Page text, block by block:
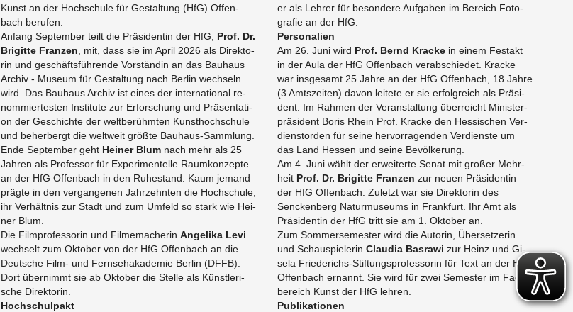
Kunst an der Hoch­schu­le für Ge­stal­tung (HfG) Of­fen­
bach be­ru­fen.
An­fang Sep­tem­ber teilt die Prä­si­den­tin der HfG, Prof. Dr.
Bri­git­te Fran­zen , mit, dass sie im April 2026 als Di­rek­to­
rin und ge­schäfts­füh­ren­de Vor­stän­din an das Bau­haus
Ar­chiv - Mu­se­um für Ge­stal­tung nach Ber­lin wech­seln
wird. Das Bau­haus Ar­chiv ist eines der in­ter­na­tio­nal re­
nom­mier­tes­ten In­sti­tu­te zur Er­for­schung und Prä­sen­ta­ti­
on der Ge­schich­te der welt­be­rühm­ten Kunst­hoch­schu­le
und be­her­bergt die welt­weit größ­te Bau­haus-Samm­lung.
​Ende Sep­tem­ber geht Hei­ner Blum nach mehr als 25
Jah­ren als Pro­fes­sor für Ex­pe­ri­men­tel­le Raum­kon­zep­te
an der HfG Of­fen­bach in den Ru­he­stand. Kaum je­mand
präg­te in den ver­gan­ge­nen Jahr­zehn­ten die Hoch­schu­le,
ihr Ver­hält­nis zur Stadt und zum Um­feld so stark wie Hei­
ner Blum.
Die Film­pro­fes­so­rin und Fil­me­ma­che­rin An­ge­li­ka Levi
wech­selt zum Ok­to­ber von der HfG Of­fen­bach an die
Deut­sche Film- und Fern­seh­aka­de­mie Ber­lin (DFFB).
Dort über­nimmt sie ab Ok­to­ber die Stel­le als Künst­le­ri­
sche Di­rek­to­rin.
Hoch­schul­pakt
er als Leh­rer für be­son­de­re Auf­ga­ben im Be­reich Fo­to­
gra­fie an der HfG.
Per­so­na­li­en
Am 26. Juni wird Prof. Bernd Kra­cke in einem Fest­akt
in der Aula der HfG Of­fen­bach ver­ab­schie­det. Kra­cke
war ins­ge­samt 25 Jahre an der HfG Of­fen­bach, 18 Jahre
(3 Amts­zei­ten) davon lei­te­te er sie er­folg­reich als Prä­si­
dent. Im Rah­men der Ver­an­stal­tung über­reicht Mi­nis­ter­
prä­si­dent Boris Rhein Prof. Kra­cke den Hes­si­schen Ver­
dienst­or­den für seine her­vor­ra­gen­den Ver­diens­te um
das Land Hes­sen und seine Be­völ­ke­rung.
Am 4. Juni wählt der er­wei­ter­te Senat mit gro­ßer Mehr­
heit Prof. Dr. Bri­git­te Fran­zen zur neuen Prä­si­den­tin
der HfG Of­fen­bach. Zu­letzt war sie Di­rek­to­rin des
Sencken­berg Na­tur­mu­se­ums in Frank­furt. Ihr Amt als
Prä­si­den­tin der HfG tritt sie am 1. Ok­to­ber an.
Zum Som­mer­se­mes­ter wird die Au­to­rin, Über­set­ze­rin
und Schau­spie­le­rin Clau­dia Bas­ra­wi zur Heinz und Gi­
se­la Frie­de­richs-Stif­tungs­pro­fes­so­rin für Text an der HfG
Of­fen­bach er­nannt. Sie wird für zwei Se­mes­ter im Fach­
be­reich Kunst der HfG leh­ren.
Pu­bli­ka­tio­nen